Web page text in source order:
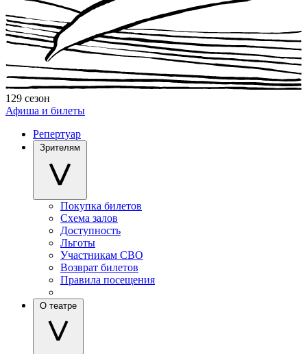
129 сезон
Афиша и билеты
Репертуар
Зрителям
Покупка билетов
Схема залов
Доступность
Льготы
Участникам СВО
Возврат билетов
Правила посещения
О театре